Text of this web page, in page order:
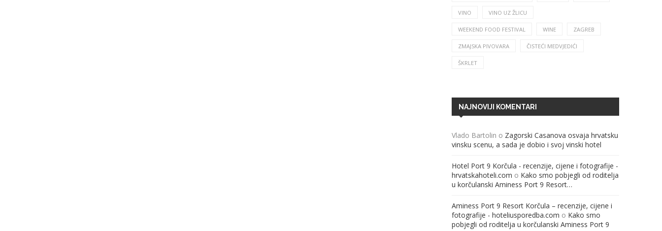
VINO VINO UZ ŽLICU
WEEKEND FOOD FESTIVAL WINE ZAGREB
ZMAJSKA PIVOVARA ČISTEĆI MEDVJEDIĆI
ŠKRLET
NAJNOVIJI KOMENTARI
Vlado Bartolin o Zagorski Casanova osvaja hrvatsku
vinsku scenu, a sada je dobio i svoj vinski hotel
Hotel Port 9 Korčula - recenzije, cijene i fotografije -
hrvatskahoteli.com o Kako smo pobjegli od roditelja
u korčulanski Aminess Port 9 Resort…
Aminess Port 9 Resort Korčula – recenzije, cijene i
fotografije - hoteliusporedba.com o Kako smo
pobjegli od roditelja u korčulanski Aminess Port 9